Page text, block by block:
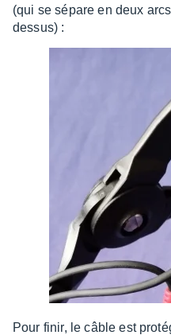
(qui se sépare en deux
dessus) :
Pour finir, le câble est